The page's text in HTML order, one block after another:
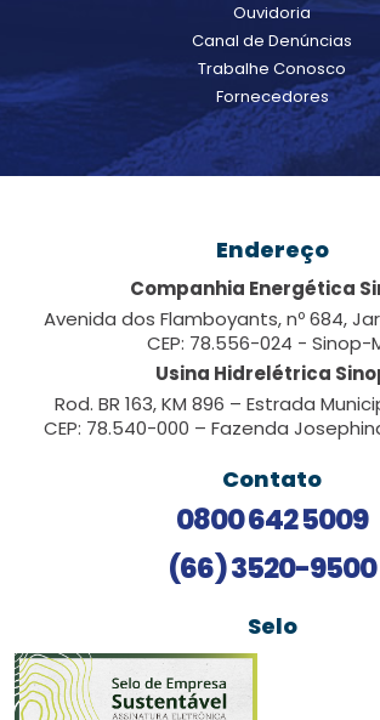
Ouvidoria
Canal de Denúncias
Trabalhe Conosco
Fornecedores
Endereço
Companhia Energética
Avenida dos Flamboyants, nº 684,
CEP: 78.556-024 - Sinop-
Usina Hidrelétrica
Rod. BR 163, KM 896 – Estrada
CEP: 78.540-000 – Fazenda
Contato
0800 642 5009
(66) 3520-9500
Selo